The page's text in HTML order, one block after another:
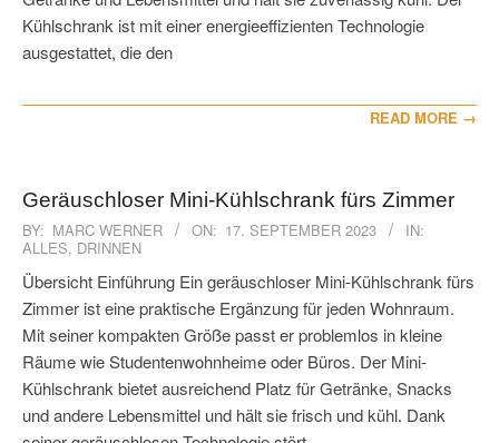
Kühlschrank ist mit einer energieeffizienten Technologie
ausgestattet, die den
READ MORE →
Geräuschloser Mini-Kühlschrank fürs Zimmer
2023-
09-
17
BY: MARC WERNER ON: 17. SEPTEMBER 2023
IN:
ALLES, DRINNEN
Übersicht Einführung Ein geräuschloser Mini-Kühlschrank fürs
Zimmer ist eine praktische Ergänzung für jeden Wohnraum.
Mit seiner kompakten Größe passt er problemlos in kleine
Räume wie Studentenwohnheime oder Büros. Der Mini-
Kühlschrank bietet ausreichend Platz für Getränke, Snacks
und andere Lebensmittel und hält sie frisch und kühl. Dank